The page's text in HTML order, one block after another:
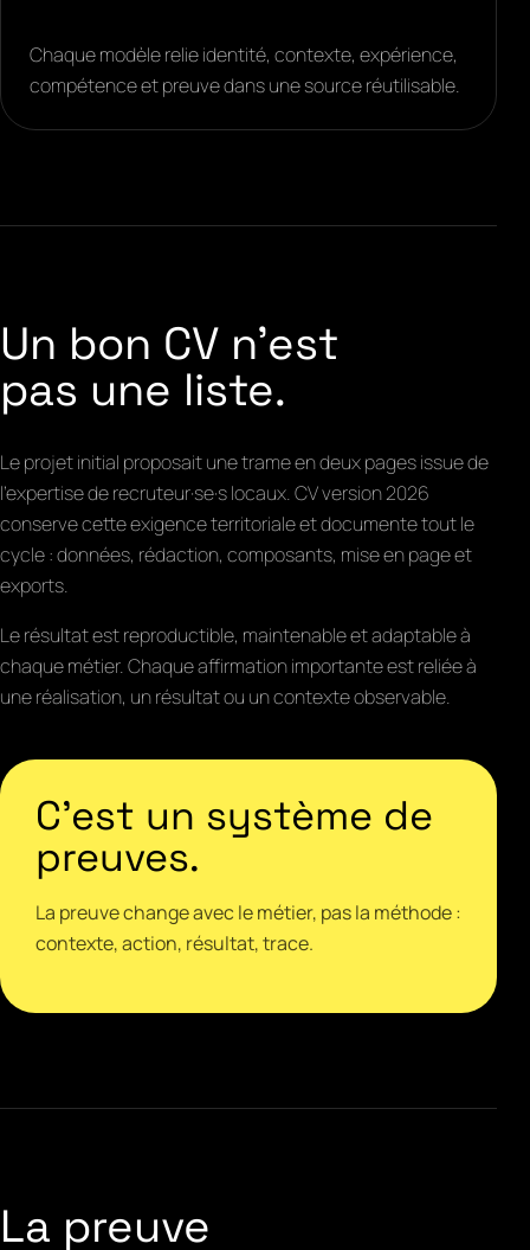
Chaque modèle relie identité, contexte, expérience,
compétence et preuve dans une source réutilisable.
Un bon CV n'est
pas une liste.
Le projet initial proposait une trame en deux pages issue de
l'expertise de recruteur·se·s locaux. CV version 2026
conserve cette exigence territoriale et documente tout le
cycle : données, rédaction, composants, mise en page et
exports.
Le résultat est reproductible, maintenable et adaptable à
chaque métier. Chaque affirmation importante est reliée à
une réalisation, un résultat ou un contexte observable.
C'est un système de
preuves.
La preuve change avec le métier, pas la méthode :
contexte, action, résultat, trace.
La preuve